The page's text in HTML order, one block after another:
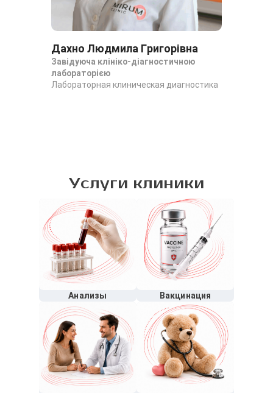
Дахно Людмила Григорівна
Завідуюча клініко-діагностичною
лабораторією
Лабораторная клиническая диагностика
Услуги клиники
Анализы Вакцинация